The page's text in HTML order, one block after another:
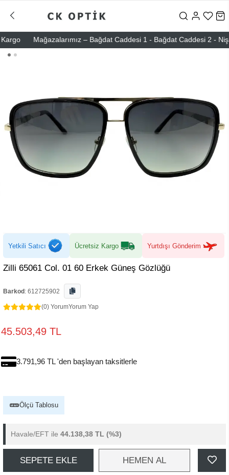
Mağazalarımız – Bağdat Caddesi 1 - Bağdat Caddesi 2 -
Yetkili Satıcı Ücretsiz Kargo Yurtdışı Gönderim
Zilli 65061 Col. 01 60 Erkek Güneş Gözlüğü
Barkod : 612725902
(0) YorumYorum Yap
45.503,49 TL
3.791,96 TL 'den başlayan taksitlerle
Ölçü Tablosu
Havale/EFT ile 44.138,38 TL (%3)
SEPETE EKLE HEMEN AL